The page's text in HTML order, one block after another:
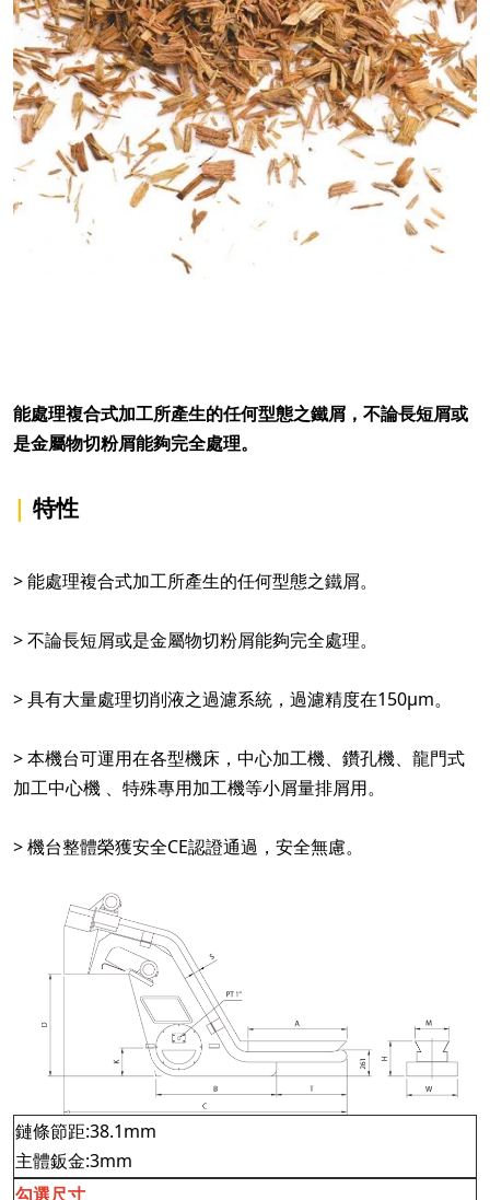
能處理複合式加工所產生的任何型態之鐵屑，不論長短屑或
是金屬物切粉屑能夠完全處理。
| 特性
> 能處理複合式加工所產生的任何型態之鐵屑。
> 不論長短屑或是金屬物切粉屑能夠完全處理。
> 具有大量處理切削液之過濾系統，過濾精度在150μm。
> 本機台可運用在各型機床，中心加工機、鑽孔機、龍門式
加工中心機 、特殊專用加工機等小屑量排屑用。
> 機台整體榮獲安全CE認證通過，安全無慮。
鏈條節距:38.1mm
主體鈑金:3mm
勾選尺寸